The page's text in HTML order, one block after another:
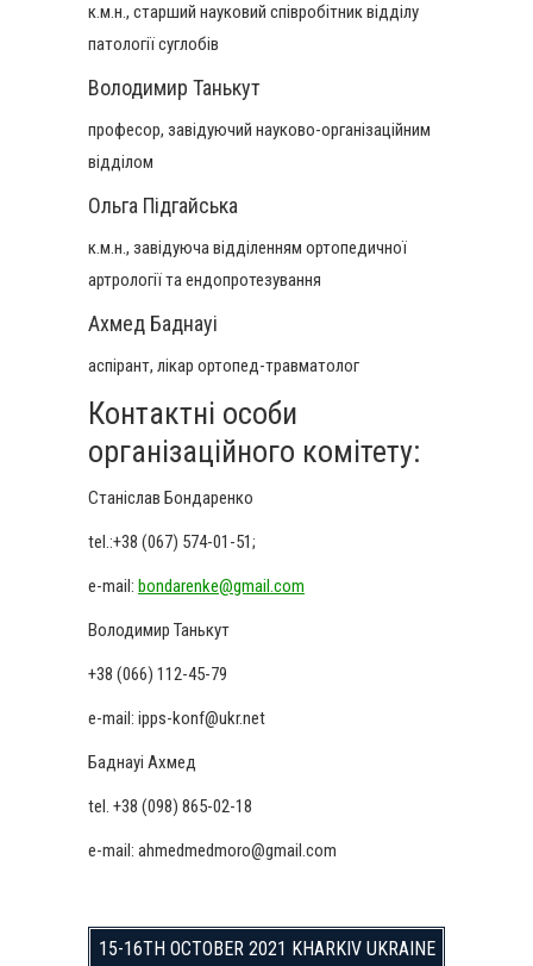
к.м.н., старший науковий співробітник відділу
патології суглобів
Володимир Танькут
професор, завідуючий науково-організаційним
відділом
Ольга Підгайська
к.м.н., завідуюча відділенням ортопедичної
артрології та ендопротезування
Ахмед Баднауі
аспірант, лікар ортопед-травматолог
Контактні особи
організаційного комітету:
Станіслав Бондаренко
tel.:+38 (067) 574-01-51;
e-mail: bondarenke@gmail.com
Володимир Танькут
+38 (066) 112-45-79
e-mail: ipps-konf@ukr.net
Баднауі Ахмед
tel. +38 (098) 865-02-18
e-mail: ahmedmedmoro@gmail.com
15-16TH OCTOBER 2021 KHARKIV UKRAINE